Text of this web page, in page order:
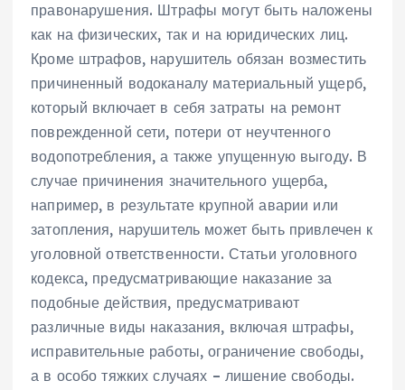
правонарушения. Штрафы могут быть наложены
как на физических, так и на юридических лиц.
Кроме штрафов, нарушитель обязан возместить
причиненный водоканалу материальный ущерб,
который включает в себя затраты на ремонт
поврежденной сети, потери от неучтенного
водопотребления, а также упущенную выгоду. В
случае причинения значительного ущерба,
например, в результате крупной аварии или
затопления, нарушитель может быть привлечен к
уголовной ответственности. Статьи уголовного
кодекса, предусматривающие наказание за
подобные действия, предусматривают
различные виды наказания, включая штрафы,
исправительные работы, ограничение свободы,
а в особо тяжких случаях – лишение свободы.